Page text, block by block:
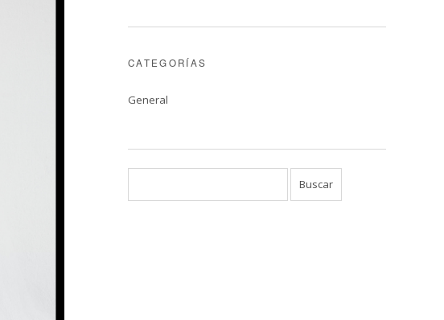
CATEGORÍAS
General